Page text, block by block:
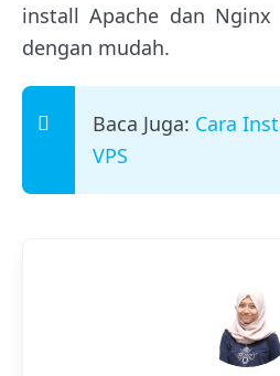
install Apache dan Nginx
dengan mudah.
Baca Juga: Cara
VPS